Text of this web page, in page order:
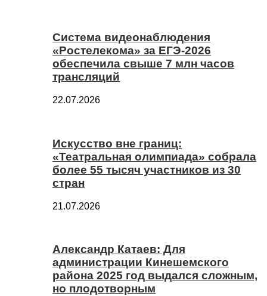
Система видеонаблюдения
«Ростелекома» за ЕГЭ-2026
обеспечила свыше 7 млн часов
трансляций
22.07.2026
Искусство вне границ:
«Театральная олимпиада» собрала
более 55 тысяч участников из 30
стран
21.07.2026
Александр Катаев: Для
администрации Кинешемского
района 2025 год выдался сложным,
но плодотворным